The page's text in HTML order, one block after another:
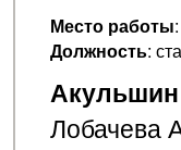
Место работы
Должность:
Лобачева